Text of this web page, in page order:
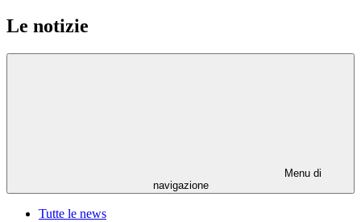
Le notizie
Menu di
navigazione
Tutte le news